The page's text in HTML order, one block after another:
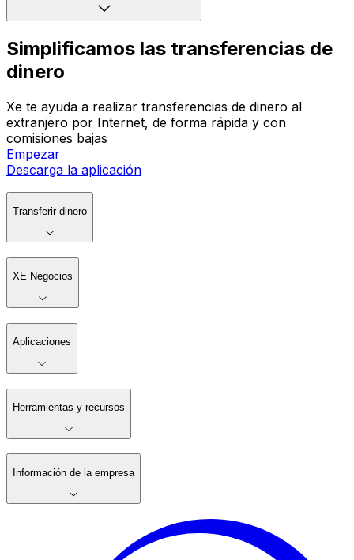
Simplificamos las transferencias de
dinero
Xe te ayuda a realizar transferencias de dinero al
extranjero por Internet, de forma rápida y con
comisiones bajas
Empezar
Descarga la aplicación
Transferir dinero
XE Negocios
Aplicaciones
Herramientas y recursos
Información de la empresa